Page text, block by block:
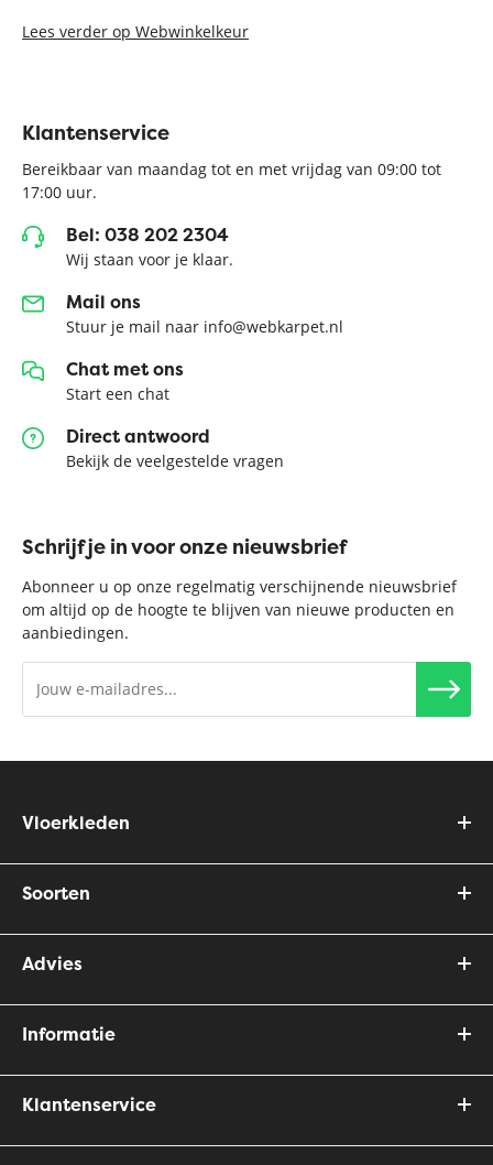
Lees verder op Webwinkelkeur
Klantenservice
Bereikbaar van maandag tot en met vrijdag van 09:00 tot
17:00 uur.
Bel: 038 202 2304
Wij staan voor je klaar.
Mail ons
Stuur je mail naar info@webkarpet.nl
Chat met ons
Start een chat
Direct antwoord
Bekijk de veelgestelde vragen
Schrijf je in voor onze nieuwsbrief
Abonneer u op onze regelmatig verschijnende nieuwsbrief
om altijd op de hoogte te blijven van nieuwe producten en
aanbiedingen.
Vloerkleden
Soorten
Advies
Informatie
Klantenservice